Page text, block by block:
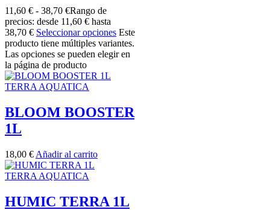
11,60 € - 38,70 €Rango de
precios: desde 11,60 € hasta
38,70 € Seleccionar opciones Este
producto tiene múltiples variantes.
Las opciones se pueden elegir en
la página de producto
TERRA AQUATICA
BLOOM BOOSTER
1L
18,00 € Añadir al carrito
TERRA AQUATICA
HUMIC TERRA 1L